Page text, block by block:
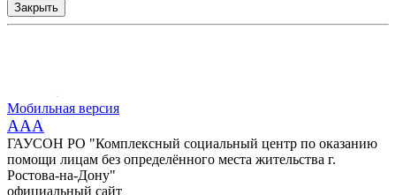
Закрыть
Мобильная версия
AAA
ГАУСОН РО "Комплексный социальный центр по оказанию
помощи лицам без определённого места жительства г.
Ростова-на-Дону"
официальный сайт